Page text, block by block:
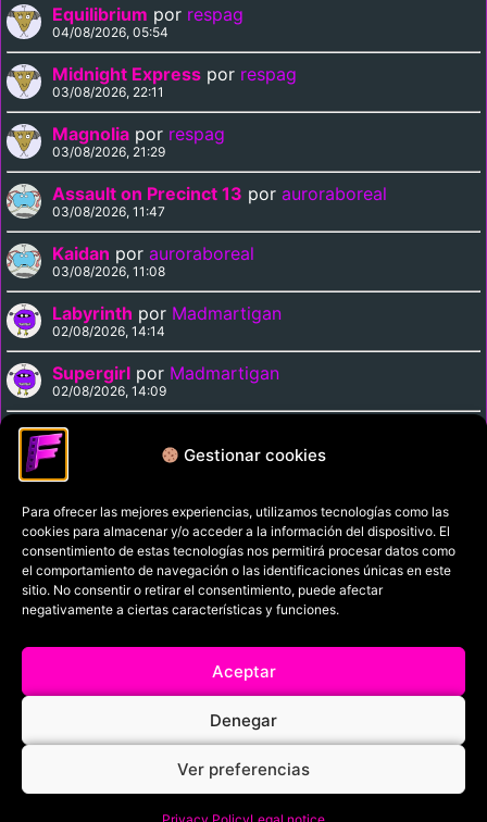
Gestionar cookies
Para ofrecer las mejores experiencias, utilizamos tecnologías como las
cookies para almacenar y/o acceder a la información del dispositivo. El
consentimiento de estas tecnologías nos permitirá procesar datos como
el comportamiento de navegación o las identificaciones únicas en este
sitio. No consentir o retirar el consentimiento, puede afectar
negativamente a ciertas características y funciones.
Aceptar
Denegar
Ver preferencias
Equilibrium por respag
04/08/2026, 05:54
Midnight Express por respag
03/08/2026, 22:11
Magnolia por respag
03/08/2026, 21:29
Assault on Precinct 13 por auroraboreal
03/08/2026, 11:47
Kaidan por auroraboreal
03/08/2026, 11:08
Labyrinth por Madmartigan
02/08/2026, 14:14
Supergirl por Madmartigan
02/08/2026, 14:09
Cinema Paradiso
02/08/2026, 13:37
Política de privacidad
Términos y condiciones
Política de cookies
Filmaniak (2026)